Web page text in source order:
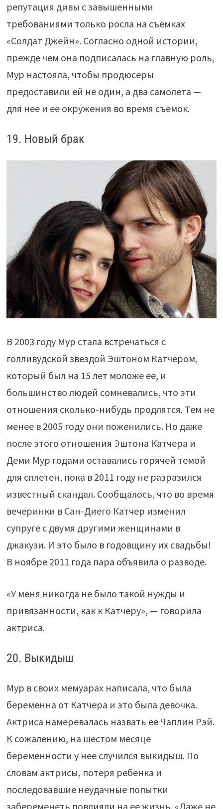
репутация дивы с завышенными
требованиями только росла на съемках
«Солдат Джейн». Согласно одной истории,
прежде чем она подписалась на главную роль,
Мур настояла, чтобы продюсеры
предоставили ей не один, а два самолета —
для нее и ее окружения во время съемок.
19. Новый брак
В 2003 году Мур стала встречаться с
голливудской звездой Эштоном Катчером,
который был на 15 лет моложе ее, и
большинство людей сомневались, что эти
отношения сколько-нибудь продлятся. Тем не
менее в 2005 году они поженились. Но даже
после этого отношения Эштона Катчера и
Деми Мур годами оставались горячей темой
для сплетен, пока в 2011 году не разразился
известный скандал. Сообщалось, что во время
вечеринки в Сан-Диего Катчер изменил
супруге с двумя другими женщинами в
джакузи. И это было в годовщину их свадьбы!
В ноябре 2011 года пара объявила о разводе.
«У меня никогда не было такой нужды и
привязанности, как к Катчеру», — говорила
актриса.
20. Выкидыш
Мур в своих мемуарах написала, что была
беременна от Катчера и это была девочка.
Актриса намеревалась назвать ее Чаплин Рэй.
К сожалению, на шестом месяце
беременности у нее случился выкидыш. По
словам актрисы, потеря ребенка и
последовавшие неудачные попытки
забеременеть повлияли на ее жизнь. «Даже не